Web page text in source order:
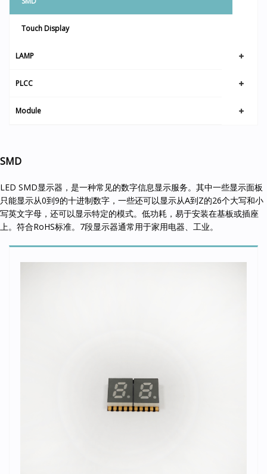
Touch Display
LAMP
PLCC
Module
SMD
LED SMD显示器，是一种常见的数字信息显示服务。其中一些显示面板
只能显示从0到9的十进制数字，一些还可以显示从A到Z的26个大写和小
写英文字母，还可以显示特定的模式。低功耗，易于安装在基板或插座
上。符合RoHS标准。7段显示器通常用于家用电器、工业。